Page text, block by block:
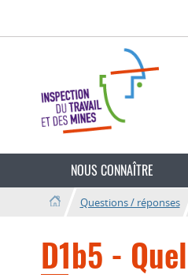
langue
NOUS CONNAÎTRE
Questions / réponses
D1b5 -